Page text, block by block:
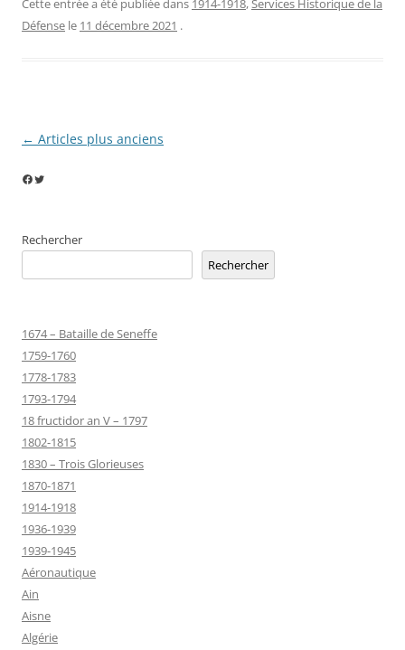
Cette entrée a été publiée dans 1914-1918,Services Historique de la
Défense le 11 décembre 2021 .
Navigation
articles
← Articles plus anciens
Facebook
Twitter
Rechercher
Rechercher
1674 – Bataille de Seneffe
1759-1760
1778-1783
1793-1794
18 fructidor an V – 1797
1802-1815
1830 – Trois Glorieuses
1870-1871
1914-1918
1936-1939
1939-1945
Aéronautique
Ain
Aisne
Algérie